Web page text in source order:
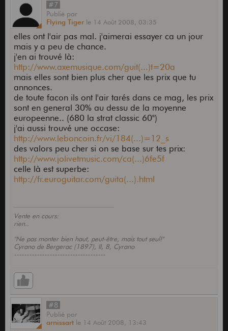
#7
Publié par
Flying Tiger le 14 Août 2008, 03:35
elles ont l'air pas mal. j'aimerai essayer ca un jour
mais y a peu de chance.
j'en ai trouvé là:
http://www.axemusique.com/guit(...)t=20a
mais elles sont bien plus cher que les prix que tu
annonces.
de toute facon ils ont l'air tarés dans ce mag, les prix
sont en general 30% au dessu de la moyenne
europeenne.. (680 la strat classic 60")
j'ai aussi trouvé une occase:
http://www.leboncoin.fr/vi/184(...)=12_s
des valors peu cher si on se base sur tes prix:
http://www.jolivetmusic.com/ca(...)6fe5f
celle là est superbe:
http://fr.euroguitar.com/guita(...).html
Vente en cours:
rien..
"Ne pas monter bien haut, peut-être, mais tout seul!"
Cyrano de Bergerac (1897), II, 8, Cyrano
------------------------------------
#8
Publié par
arnissart le 14 Août 2008, 13:43